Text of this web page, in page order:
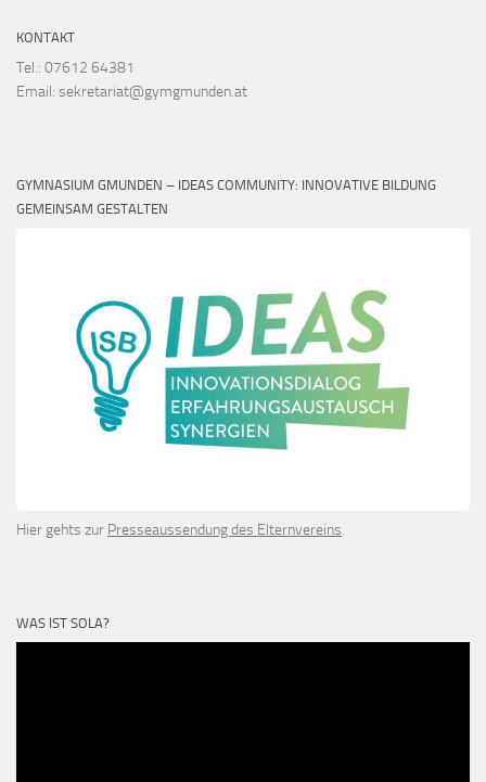
KONTAKT
Tel.: 07612 64381
Email: sekretariat@gymgmunden.at
GYMNASIUM GMUNDEN – IDEAS COMMUNITY: INNOVATIVE BILDUNG
GEMEINSAM GESTALTEN
Hier gehts zur Presseaussendung des Elternvereins.
WAS IST SOLA?